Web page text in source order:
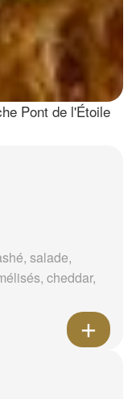
Pont de l'Étoile
salade,
cheddar,